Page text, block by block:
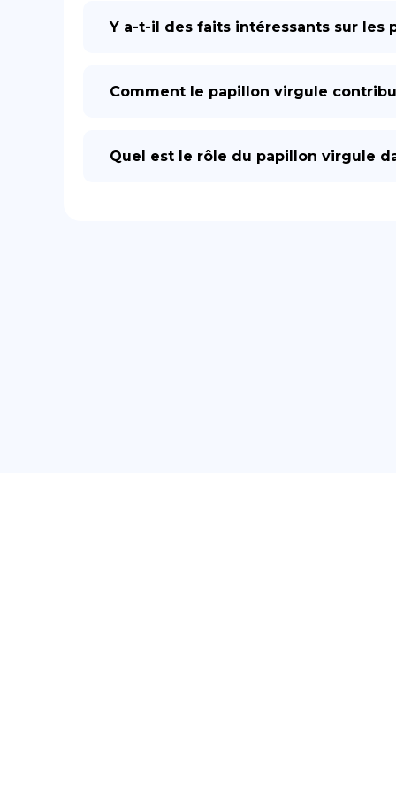
Y a-t-il des faits intéressants sur les
Comment le papillon virgule
Quel est le rôle du papillon virgule